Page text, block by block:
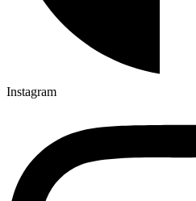
Instagram